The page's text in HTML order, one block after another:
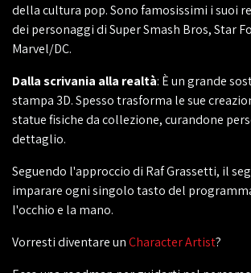
della cultura pop. Sono famosissimi i suoi
dei personaggi di Super Smash Bros, Star
Marvel/DC.
Dalla scrivania alla realtà: È un grande
stampa 3D. Spesso trasforma le sue
statue fisiche da collezione, curandone
dettaglio.
Seguendo l'approccio di Raf Grassetti, il
imparare ogni singolo tasto del
l'occhio e la mano.
Vorresti diventare unCharacter Artist?